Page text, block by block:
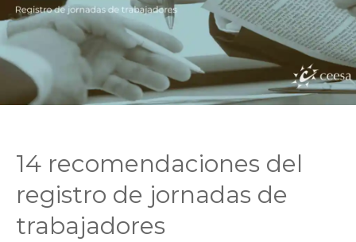
¿Qué
debemos
saber?
14 recomendaciones del
registro de jornadas de
trabajadores